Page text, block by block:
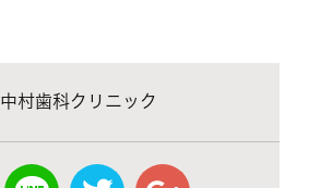
中村歯科クリニック